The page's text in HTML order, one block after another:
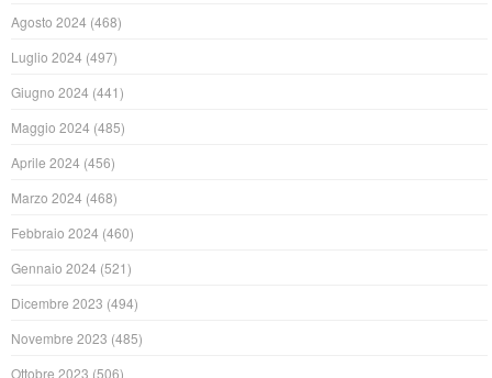
Agosto 2024 (468)
Luglio 2024 (497)
Giugno 2024 (441)
Maggio 2024 (485)
Aprile 2024 (456)
Marzo 2024 (468)
Febbraio 2024 (460)
Gennaio 2024 (521)
Dicembre 2023 (494)
Novembre 2023 (485)
Ottobre 2023 (506)